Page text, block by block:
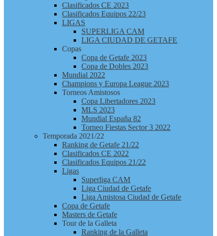
Clasificados CE 2023
Clasificados Equipos 22/23
LIGAS
SUPERLIGA CAM
LIGA CIUDAD DE GETAFE
Copas
Copa de Getafe 2023
Copa de Dobles 2023
Mundial 2022
Champions y Europa League 2023
Torneos Amistosos
Copa Libertadores 2023
MLS 2023
Mundial España 82
Torneo Fiestas Sector 3 2022
Temporada 2021/22
Ranking de Getafe 21/22
Clasificados CE 2022
Clasificados Equipos 21/22
Ligas
Superliga CAM
Liga Ciudad de Getafe
Liga Amistosa Ciudad de Getafe
Copa de Getafe
Masters de Getafe
Tour de la Galleta
Ranking de la Galleta